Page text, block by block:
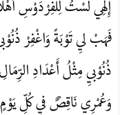
إِلهِي لَسْتُ لِلْفِرْدَوْسِ
فَهَبْ ليِ تَوْبَةً وَاغْفِرْ
ذُنُوْبيِ مِثْلُ أَعْدَادِ
وَعُمْرِي نَاقِصٌ فيِ كُلِّ